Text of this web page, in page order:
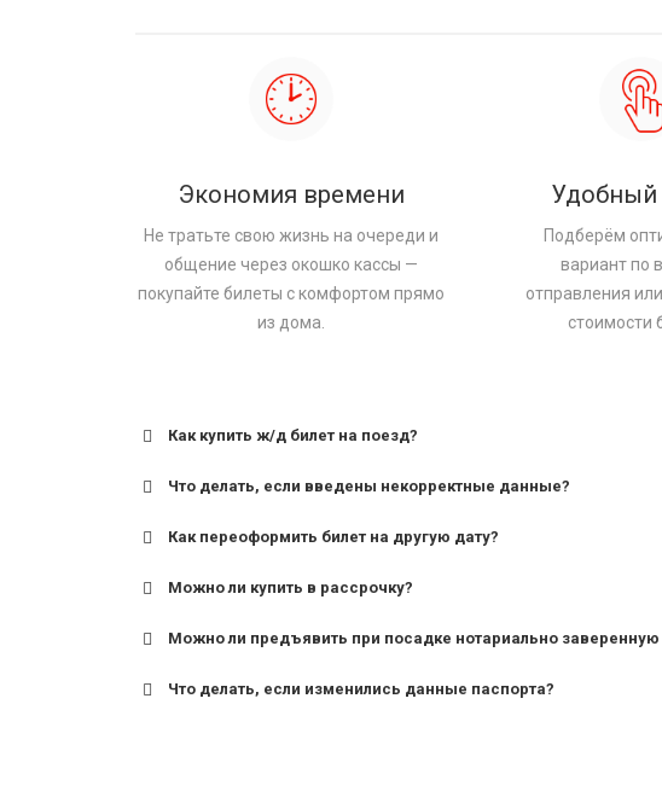
Экономия времени
Не тратьте свою жизнь на очереди и
общение через окошко кассы —
покупайте билеты с комфортом прямо
из дома.
Удобный
Подберём
вариант по
отправления
стоимости
Как купить ж/д билет на поезд?
Что делать, если введены некорректные данные?
Как переоформить билет на другую дату?
Можно ли купить в рассрочку?
Можно ли предъявить при посадке нотариально
Что делать, если изменились данные паспорта?